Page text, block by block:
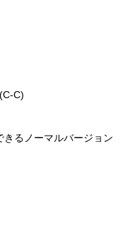
C)
るノーマルバージョン